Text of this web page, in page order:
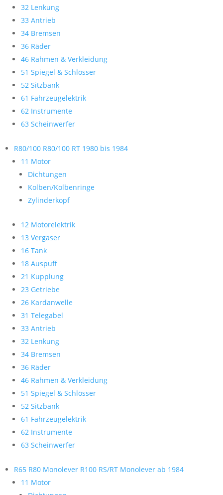
32 Lenkung
33 Antrieb
34 Bremsen
36 Räder
46 Rahmen & Verkleidung
51 Spiegel & Schlösser
52 Sitzbank
61 Fahrzeugelektrik
62 Instrumente
63 Scheinwerfer
R80/100 R80/100 RT 1980 bis 1984
11 Motor
Dichtungen
Kolben/Kolbenringe
Zylinderkopf
12 Motorelektrik
13 Vergaser
16 Tank
18 Auspuff
21 Kupplung
23 Getriebe
26 Kardanwelle
31 Telegabel
33 Antrieb
32 Lenkung
34 Bremsen
36 Räder
46 Rahmen & Verkleidung
51 Spiegel & Schlösser
52 Sitzbank
61 Fahrzeugelektrik
62 Instrumente
63 Scheinwerfer
R65 R80 Monolever R100 RS/RT Monolever ab 1984
11 Motor